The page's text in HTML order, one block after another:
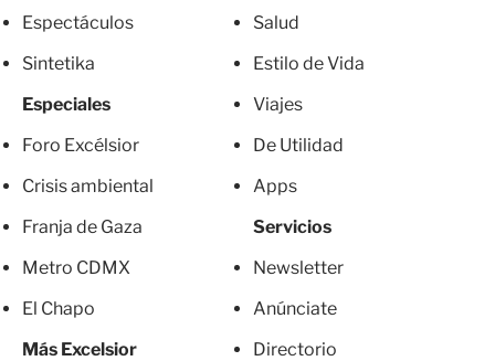
Espectáculos
Sintetika
Especiales
Foro Excélsior
Crisis ambiental
Franja de Gaza
Metro CDMX
El Chapo
Más Excelsior
Salud
Estilo de Vida
Viajes
De Utilidad
Apps
Servicios
Newsletter
Anúnciate
Directorio